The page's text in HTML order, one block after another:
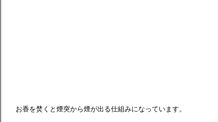
お香を焚くと煙突から煙が出る仕組みになっています。